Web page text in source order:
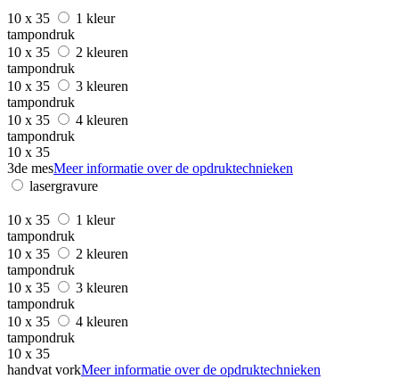
10 x 35
1 kleur
tampondruk
10 x 35
2 kleuren
tampondruk
10 x 35
3 kleuren
tampondruk
10 x 35
4 kleuren
tampondruk
10 x 35
3de mesMeer informatie over de opdruktechnieken
lasergravure
10 x 35
1 kleur
tampondruk
10 x 35
2 kleuren
tampondruk
10 x 35
3 kleuren
tampondruk
10 x 35
4 kleuren
tampondruk
10 x 35
handvat vorkMeer informatie over de opdruktechnieken